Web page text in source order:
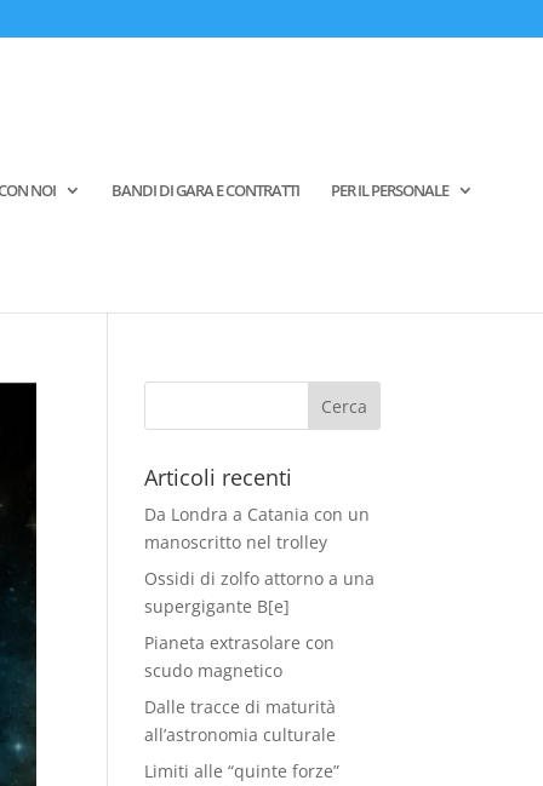
NOI BANDI DI GARA E CONTRATTI PER IL PERSONALE
Articoli recenti
Da Londra a Catania con un
manoscritto nel trolley
Ossidi di zolfo attorno a una
supergigante B[e]
Pianeta extrasolare con
scudo magnetico
Dalle tracce di maturità
all’astronomia culturale
Limiti alle “quinte forze”